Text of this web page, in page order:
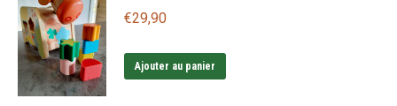
€29,90
Ajouter au panier